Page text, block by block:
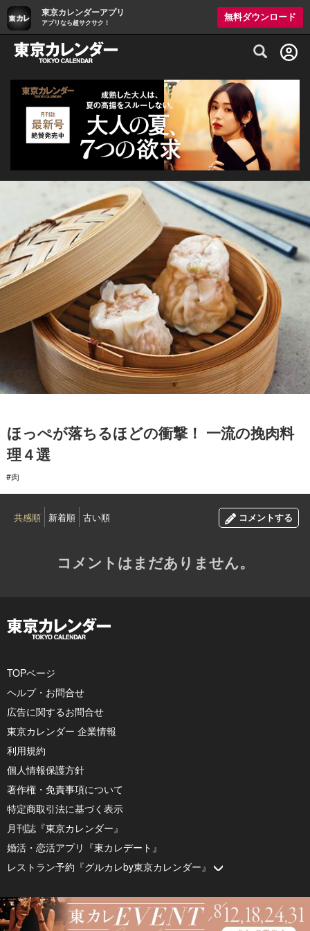
東京カレンダーアプリ
アプリなら超サクサク！
無料ダウンロード
グルメ情報・プレミアムレストラン予約
ほっぺが落ちるほどの衝撃！ 一流の挽肉料
理４選
#肉
共感順 新着順 古い順 コメントする
コメントはまだありません。
TOPページ
ヘルプ・お問合せ
広告に関するお問合せ
東京カレンダー 企業情報
利用規約
個人情報保護方針
著作権・免責事項について
特定商取引法に基づく表示
月刊誌『東京カレンダー』
婚活・恋活アプリ『東カレデート』
レストラン予約『グルカレby東京カレンダー』